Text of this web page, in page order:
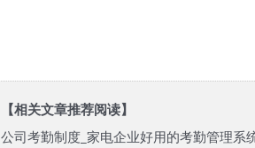
【相关文章推荐阅读】
公司考勤制度_家电企业好用的考勤管理系